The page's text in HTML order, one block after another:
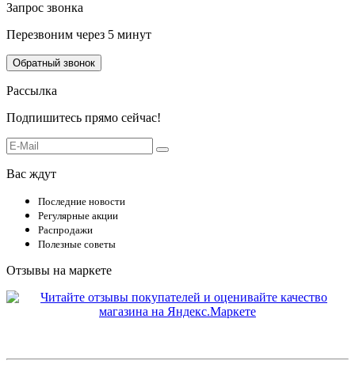
Запрос звонка
Перезвоним через 5 минут
Обратный звонок
Рассылка
Подпишитесь прямо сейчас!
Вас ждут
Последние новости
Регулярные акции
Распродажи
Полезные советы
Отзывы на маркете